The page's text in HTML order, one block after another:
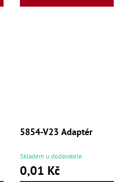
5854-V23 Adaptér
Skladem u dodavatele
0,01 Kč